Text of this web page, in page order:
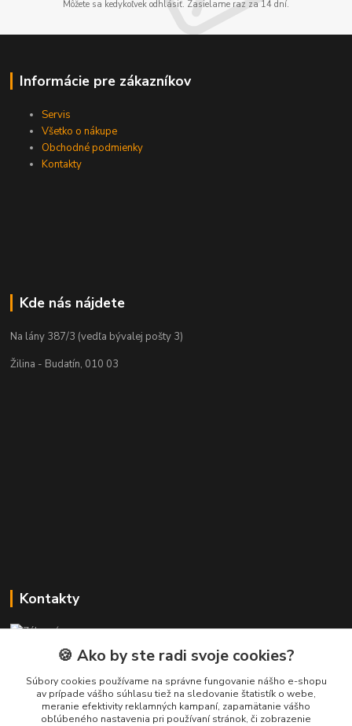
Môžete sa kedykoľvek odhlásiť. Zasielame raz za 14 dní.
Informácie pre zákazníkov
Servis
Všetko o nákupe
Obchodné podmienky
Kontakty
Kde nás nájdete
Na lány 387/3 (vedľa bývalej pošty 3)
Žilina - Budatín, 010 03
Kontakty
+421 911 010 560
Po-Pia, 13-17 hod.
info@presmartfon.sk
🍪 Ako by ste radi svoje cookies?
Súbory cookies používame na správne fungovanie nášho e-shopu
av prípade vášho súhlasu tiež na sledovanie štatistík o webe,
meranie efektivity reklamných kampaní, zapamätanie vášho
obľúbeného nastavenia pri používaní stránok, či zobrazenie